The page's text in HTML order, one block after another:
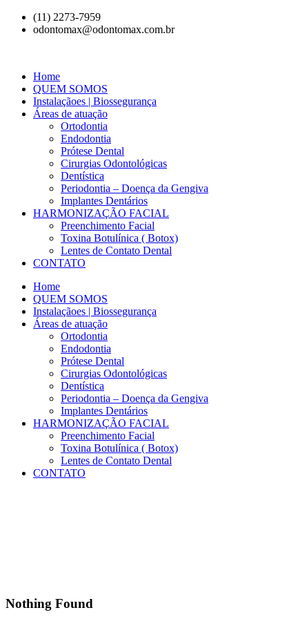
(11) 2273-7959
odontomax@odontomax.com.br
Home
QUEM SOMOS
Instalaçãoes | Biossegurança
Áreas de atuação
Ortodontia
Endodontia
Prótese Dental
Cirurgias Odontológicas
Dentística
Periodontia – Doença da Gengiva
Implantes Dentários
HARMONIZAÇÃO FACIAL
Preenchimento Facial
Toxina Botulínica ( Botox)
Lentes de Contato Dental
CONTATO
Home
QUEM SOMOS
Instalaçãoes | Biossegurança
Áreas de atuação
Ortodontia
Endodontia
Prótese Dental
Cirurgias Odontológicas
Dentística
Periodontia – Doença da Gengiva
Implantes Dentários
HARMONIZAÇÃO FACIAL
Preenchimento Facial
Toxina Botulínica ( Botox)
Lentes de Contato Dental
CONTATO
Nothing Found